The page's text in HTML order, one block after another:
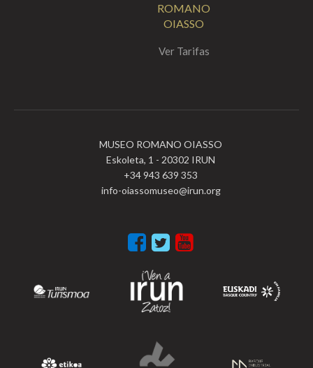
ROMANO
OIASSO
Ver Tarifas
MUSEO ROMANO OIASSO
Eskoleta, 1 - 20302 IRUN
+34 943 639 353
info-oiassomuseo@irun.org